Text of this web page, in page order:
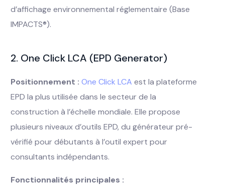
d’affichage environnemental réglementaire (Base
IMPACTS®).
2. One Click LCA (EPD Generator)
Positionnement : One Click LCA est la plateforme
EPD la plus utilisée dans le secteur de la
construction à l’échelle mondiale. Elle propose
plusieurs niveaux d’outils EPD, du générateur pré-
vérifié pour débutants à l’outil expert pour
consultants indépendants.
Fonctionnalités principales :